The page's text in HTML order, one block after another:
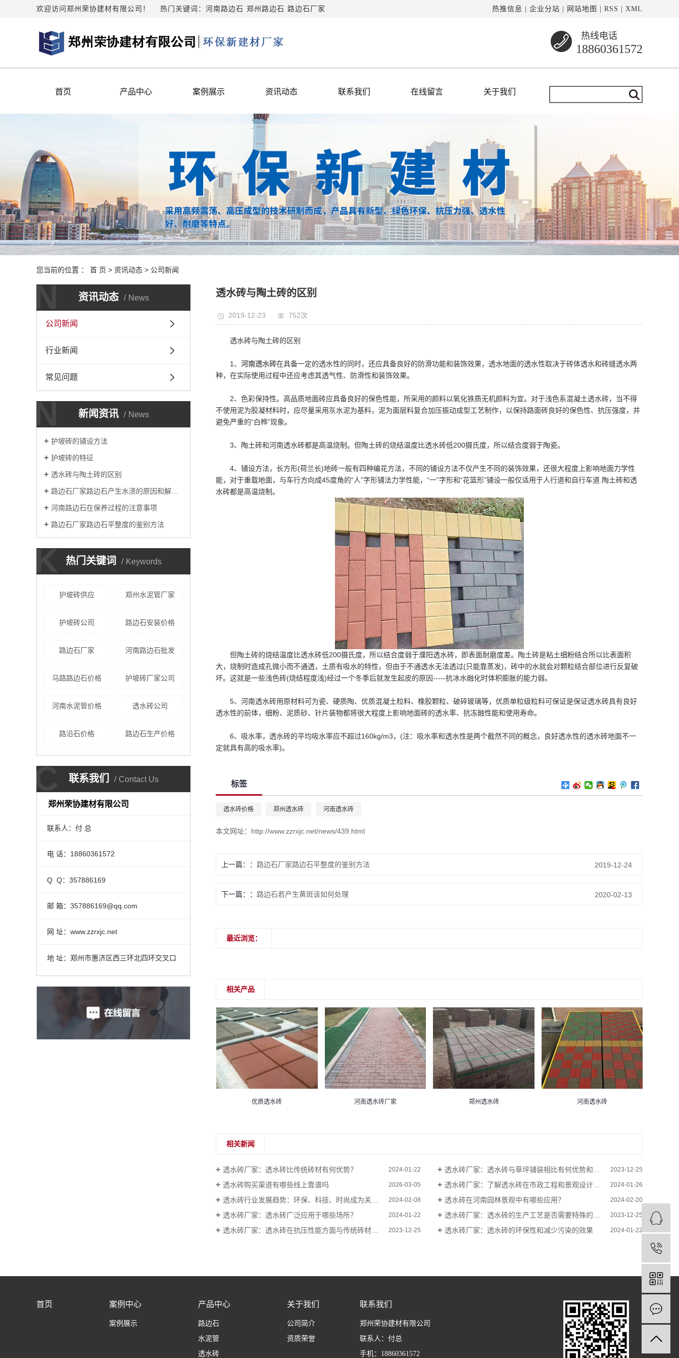
欢迎访问郑州荣协建材有限公司！ 热门关键词： 河南路边石 郑州路边石 路边石厂家 热推信息 企业分站 网站地图 RSS XML
热线电话
18860361572
首页 产品中心 案例展示 资讯动态 联系我们 在线留言 关于我们
您当前的位置 ： 首 页 > 资讯动态 > 公司新闻
资讯动态 News
N
公司新闻
行业新闻
常见问题
新闻资讯 News
N
护坡砖的铺设方法
护坡砖的特征
透水砖与陶土砖的区别
路边石厂家路边石产生水渍的原因和解决方法
河南路边石在保养过程的注意事项
路边石厂家路边石平整度的鉴别方法
热门关键词 Keywords
K
护坡砖供应 郑州水泥管厂家
护坡砖公司 路边石安装价格
路边石厂家 河南路边石批发
马路路边石价格 护坡砖厂家公司
河南水泥管价格 透水砖公司
路沿石价格 路边石生产价格
联系我们 Contact Us
C
郑州荣协建材有限公司
联系人：付 总
电 话：18860361572
Q Q：357886169
邮 箱：357886169@qq.com
网 址：www.zzrxjc.net
地 址：郑州市惠济区西三环北四环交叉口
透水砖与陶土砖的区别
2019-12-23 752次
透水砖与陶土砖的区别
1、 河南透水砖在具备一定的透水性的同时，还应具备良好的防滑功能和装饰效果，透水地面的透水性取决于砖体透水和砖缝透水两
种，在实际使用过程中还应考虑其透气性、防滑性和装饰效果。
2、色彩保持性。高品质地面砖应具备良好的保色性能，所采用的颜料以氧化铁质无机颜料为宜。对于浅色系混凝土透水砖，当不得
不使用泥为胶凝材料时，应尽量采用灰水泥为基料，泥为面层料复合加压振动成型工艺制作，以保持路面砖良好的保色性、抗压强度，并
避免严重的“白桦”现象。
3、陶土砖和河南透水砖都是高温烧制。但陶土砖的烧结温度比透水砖低200摄氏度，所以结合度弱于陶瓷。
4、铺设方法，长方形(荷兰长)地砖一般有四种编花方法，不同的铺设方法不仅产生不同的装饰效果，还很大程度上影响地面力学性
能，对于重载地面，与车行方向成45度角的“人”字形铺法力学性能，“一”字形和“花篮形”铺设一般仅适用于人行道和自行车道.陶土砖和透
水砖都是高温烧制。
但陶土砖的烧结温度比透水砖低200摄氏度，所以结合度弱于濮阳透水砖，即表面耐磨度差。陶土砖是粘土细粉结合所以比表面积
大，烧制时造成孔微小而不通透，土质有吸水的特性，但由于不通透水无法透过(只能靠蒸发)，砖中的水就会对颗粒结合部位进行反复破
坏。这就是一些浅色砖(烧结程度浅)经过一个冬季后就发生起皮的原因-----抗冰水融化时体积膨胀的能力弱。
5、河南透水砖用原材料可为瓷、硬质陶、优质混凝土粒料、橡胶颗粒、破碎玻璃等，优质单粒级粒料可保证是保证透水砖具有良好
透水性的前体，细粉、泥质砂、针片装物都将很大程度上影响地面砖的透水率、抗冻融性能和使用寿命。
6、吸水率，透水砖的平均吸水率应不超过160kg/m3，(注：吸水率和透水性是两个截然不同的概念，良好透水性的透水砖地面不一
定就具有高的吸水率)。
标签
透水砖价格 郑州透水砖 河南透水砖
本文网址： http://www.zzrxjc.net/news/439.html
上一篇： 路边石厂家路边石平整度的鉴别方法 2019-12-24
下一篇： 路边石若产生黄斑该如何处理 2020-02-13
最近浏览：
相关产品
优质透水砖 河南透水砖厂家 郑州透水砖 河南透水砖
相关新闻
透水砖厂家：透水砖比传统砖材有何优势？ 2024-01-22 透水砖厂家：透水砖与草坪铺装相比有何优势和劣势？ 2023-12-25
透水砖购买渠道有哪些线上靠谱吗 2026-03-05 透水砖厂家：了解透水砖在市政工程和景观设计中的应用范围！ 2024-01-26
透水砖行业发展趋势：环保、科技、时尚成为关键词 2024-02-08 透水砖在河南园林景观中有哪些应用？ 2024-02-20
透水砖厂家：透水砖广泛应用于哪些场所？ 2024-01-22 透水砖厂家：透水砖的生产工艺是否需要特殊的设备和条件？ 2023-12-25
透水砖厂家：透水砖在抗压性能方面与传统砖材相比如何？ 2023-12-25 透水砖厂家：透水砖的环保性和减少污染的效果 2024-01-22
首页 案例中心
案例展示
产品中心
路边石
水泥管
透水砖
关于我们
公司简介
资质荣誉
联系我们
郑州荣协建材有限公司
联系人：付总
手机：18860361572